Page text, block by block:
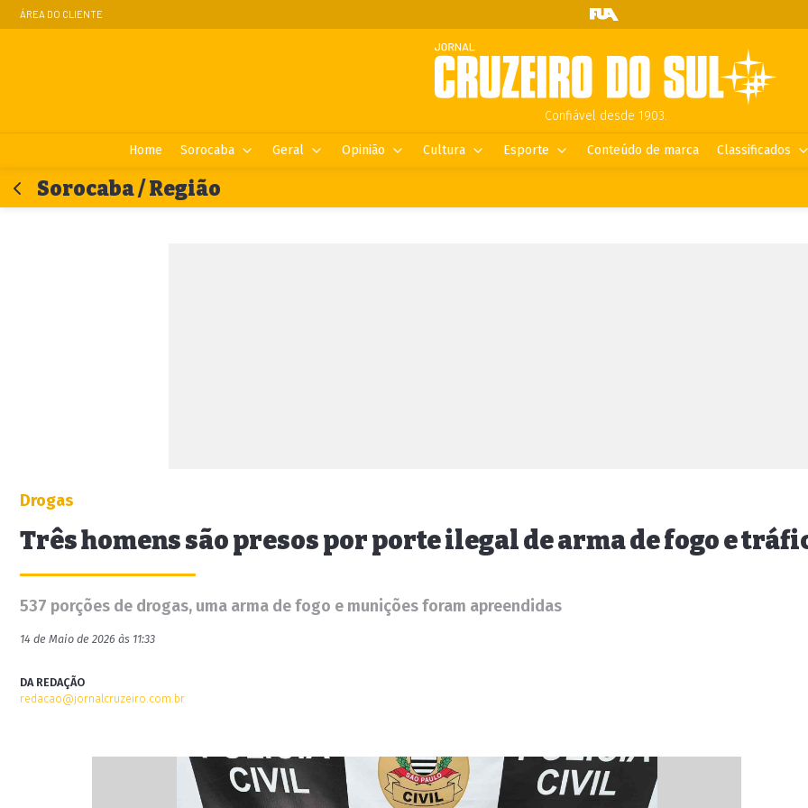
ÁREA DO CLIENTE
Confiável desde 1903.
Home Sorocaba Geral Opinião Cultura Esporte Conteúdo de marca Classificados
Sorocaba / Região
Drogas
Três homens são presos por porte ilegal de arma de fogo e
537 porções de drogas, uma arma de fogo e munições foram apreendidas
14 de Maio de 2026 às 11:33
DA REDAÇÃO
redacao@jornalcruzeiro.com.br